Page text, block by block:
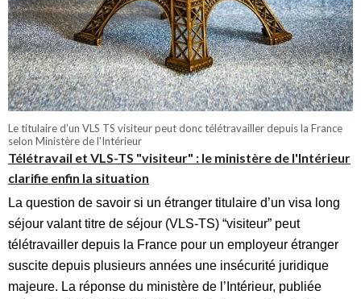
Le titulaire d’un VLS TS visiteur peut donc télétravailler depuis la France
selon Ministère de l'Intérieur
Télétravail et VLS-TS "visiteur" : le ministère de l'Intérieur
clarifie enfin la situation
La question de savoir si un étranger titulaire d’un visa long
séjour valant titre de séjour (VLS‑TS) “visiteur” peut
télétravailler depuis la France pour un employeur étranger
suscite depuis plusieurs années une insécurité juridique
majeure. La réponse du ministère de l’Intérieur, publiée